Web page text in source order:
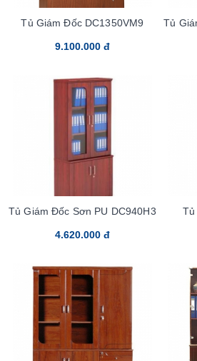
Tủ Giám Đốc DC1350VM9
9.100.000 đ
Tủ
Tủ Giám Đốc Sơn PU DC940H3
4.620.000 đ